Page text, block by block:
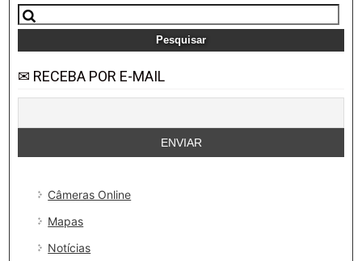
Pesquisar
por:
✉ RECEBA POR E-MAIL
Câmeras Online
Mapas
Notícias